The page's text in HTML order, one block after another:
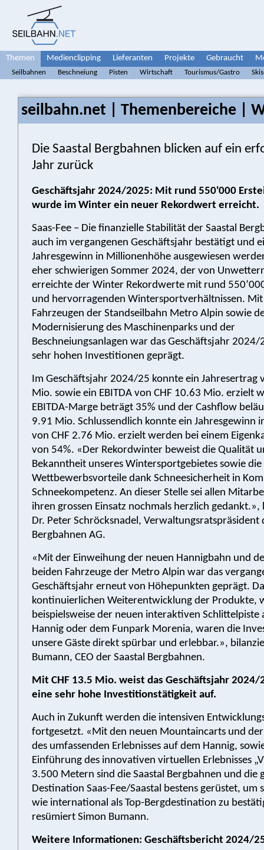
Themen Medienclipping Lieferanten Projekte Gebraucht
Seilbahnen Beschneiung Pisten Wirtschaft Tourismus/Gastro
seilbahn.net | Themenbereiche |
Die Saastal Bergbahnen blicken auf ein
Jahr zurück
Geschäftsjahr 2024/2025: Mit rund 550'000
wurde im Winter ein neuer Rekordwert erreicht.
Saas-Fee – Die finanzielle Stabilität der Saastal
auch im vergangenen Geschäftsjahr bestätigt und
Jahresgewinn in Millionenhöhe ausgewiesen
eher schwierigen Sommer 2024, der von
erreichte der Winter Rekordwerte mit rund
und hervorragenden Wintersportverhältnissen.
Fahrzeugen der Standseilbahn Metro Alpin sowie
Modernisierung des Maschinenparks und der
Beschneiungsanlagen war das Geschäftsjahr
sehr hohen Investitionen geprägt.
Im Geschäftsjahr 2024/25 konnte ein Jahresertrag
Mio. sowie ein EBITDA von CHF 10.63 Mio. erzielt
EBITDA-Marge beträgt 35% und der Cashflow
9.91 Mio. Schlussendlich konnte ein Jahresgewinn
von CHF 2.76 Mio. erzielt werden bei einem
von 54%. «Der Rekordwinter beweist die Qualität
Bekanntheit unseres Wintersportgebietes sowie die
Wettbewerbsvorteile dank Schneesicherheit in
Schneekompetenz. An dieser Stelle sei allen
ihren grossen Einsatz nochmals herzlich
Dr. Peter Schröcksnadel, Verwaltungsratspräsident
Bergbahnen AG.
«Mit der Einweihung der neuen Hannigbahn und
beiden Fahrzeuge der Metro Alpin war das
Geschäftsjahr erneut von Höhepunkten geprägt.
kontinuierlichen Weiterentwicklung der Produkte,
beispielsweise der neuen interaktiven Schlittelpiste
Hannig oder dem Funpark Morenia, waren die
unsere Gäste direkt spürbar und erlebbar.»,
Bumann, CEO der Saastal Bergbahnen.
Mit CHF 13.5 Mio. weist das Geschäftsjahr 2024/
eine sehr hohe Investitionstätigkeit auf.
Auch in Zukunft werden die intensiven
fortgesetzt. «Mit den neuen Mountaincarts und
des umfassenden Erlebnisses auf dem Hannig,
Einführung des innovativen virtuellen Erlebnisses
3.500 Metern sind die Saastal Bergbahnen und die
Destination Saas-Fee/Saastal bestens gerüstet, um
wie international als Top-Bergdestination zu
resümiert Simon Bumann.
Weitere Informationen: Geschäftsbericht 2024/